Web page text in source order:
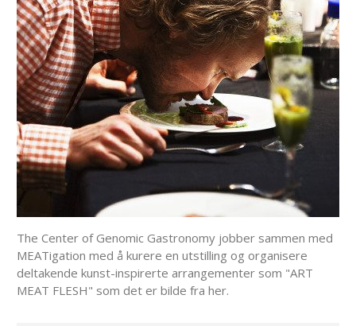
The Center of Genomic Gastronomy jobber sammen med
MEATigation med å kurere en utstilling og organisere
deltakende kunst-inspirerte arrangementer som "ART
MEAT FLESH" som det er bilde fra her.